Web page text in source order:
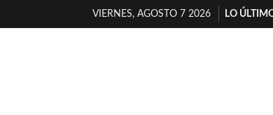
VIERNES, AGOSTO 7 2026
LO